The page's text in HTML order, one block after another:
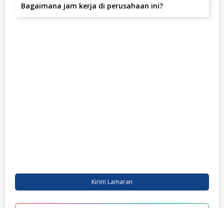
Bagaimana jam kerja di perusahaan ini?
Kirim Lamaran